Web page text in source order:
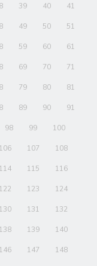
39 40 41
49 50 51
59 60 61
69 70 71
79 80 81
89 90 91
98 99 100
106 107 108
114 115 116
122 123 124
130 131 132
138 139 140
146 147 148